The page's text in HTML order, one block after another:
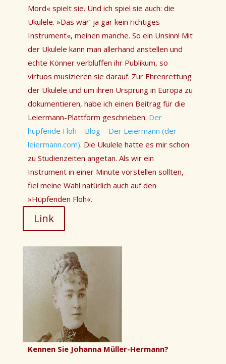
Mord«spielt sie. Und ich spiel sie auch: die
Ukulele. »Das wär‘ ja gar kein richtiges
Instrument«, meinen manche. So ein Unsinn! Mit
der Ukulele kann man allerhand anstellen und
echte Könner verblüffen ihr Publikum, so
virtuos musizieren sie darauf. Zur Ehrenrettung
der Ukulele und um ihren Ursprung in Europa zu
dokumentieren, habe ich einen Beitrag für die
Leiermann-Plattform geschrieben: Der
hüpfende Floh – Blog – Der Leiermann (der-
leiermann.com). Die Ukulele hatte es mir schon
zu Studienzeiten angetan. Als wir ein
Instrument in einer Minute vorstellen sollten,
fiel meine Wahl natürlich auch auf den
»Hüpfenden Floh«.
Link
Kennen Sie Johanna Müller-Hermann?